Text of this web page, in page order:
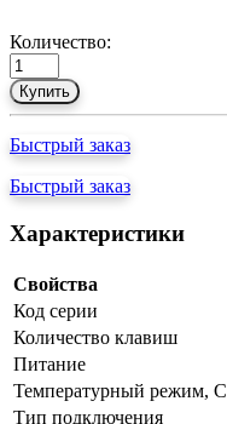
Количество:
Купить
Быстрый заказ
Быстрый заказ
Характеристики
Свойства
Код серии
Количество клавиш
Питание
Температурный режим, С
Тип подключения